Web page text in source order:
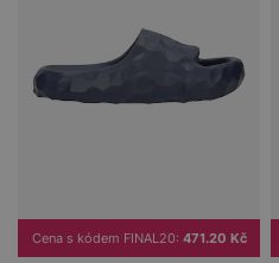
Cena s kódem FINAL20: 471.20 Kč